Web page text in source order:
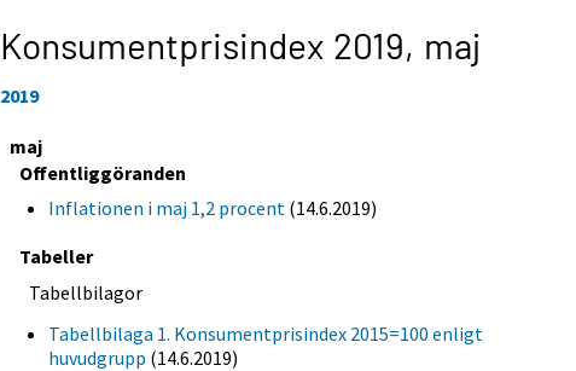
Konsumentprisindex 2019, maj
2019
maj
Offentliggöranden
Inflationen i maj 1,2 procent (14.6.2019)
Tabeller
Tabellbilagor
Tabellbilaga 1. Konsumentprisindex 2015=100 enligt
huvudgrupp (14.6.2019)